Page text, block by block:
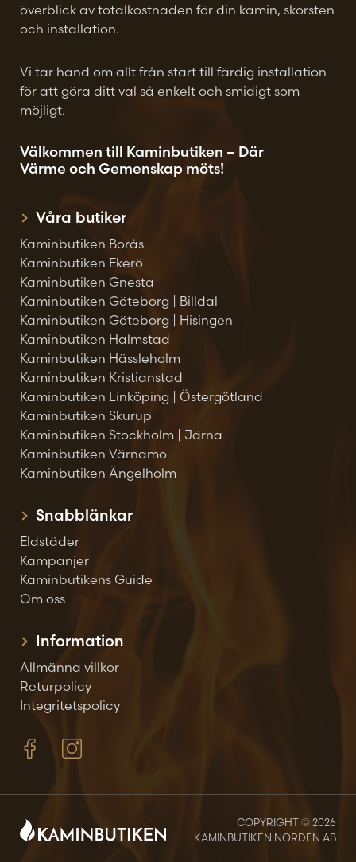
överblick av totalkostnaden för din kamin, skorsten
och installation.
Vi tar hand om allt från start till färdig installation
för att göra ditt val så enkelt och smidigt som
möjligt.
Välkommen till Kaminbutiken – Där
Värme och Gemenskap möts!
Våra butiker
Kaminbutiken Borås
Kaminbutiken Ekerö
Kaminbutiken Gnesta
Kaminbutiken Göteborg | Billdal
Kaminbutiken Göteborg | Hisingen
Kaminbutiken Halmstad
Kaminbutiken Hässleholm
Kaminbutiken Kristianstad
Kaminbutiken Linköping | Östergötland
Kaminbutiken Skurup
Kaminbutiken Stockholm | Järna
Kaminbutiken Värnamo
Kaminbutiken Ängelholm
Snabblänkar
Eldstäder
Kampanjer
Kaminbutikens Guide
Om oss
Information
Allmänna villkor
Returpolicy
Integritetspolicy
COPYRIGHT © 2026
KAMINBUTIKEN NORDEN AB